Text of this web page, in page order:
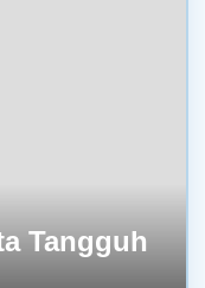
Tangguh